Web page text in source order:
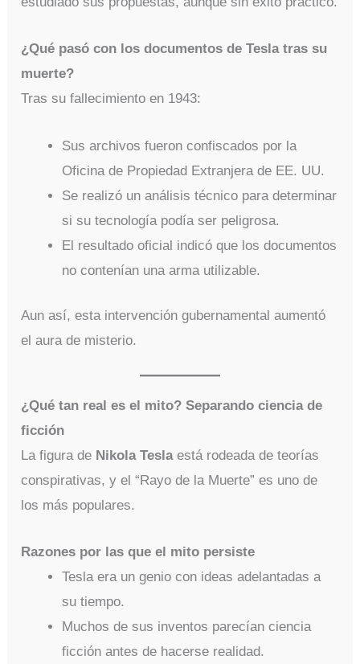
¿Qué pasó con los documentos de Tesla tras su
muerte?
Tras su fallecimiento en 1943:
Sus archivos fueron confiscados por la
Oficina de Propiedad Extranjera de EE. UU.
Se realizó un análisis técnico para determinar
si su tecnología podía ser peligrosa.
El resultado oficial indicó que los documentos
no contenían una arma utilizable.
Aun así, esta intervención gubernamental aumentó
el aura de misterio.
¿Qué tan real es el mito? Separando ciencia de
ficción
La figura de Nikola Teslaestá rodeada de teorías
conspirativas, y el “Rayo de la Muerte” es uno de
los más populares.
Razones por las que el mito persiste
Tesla era un genio con ideas adelantadas a
su tiempo.
Muchos de sus inventos parecían ciencia
ficción antes de hacerse realidad.